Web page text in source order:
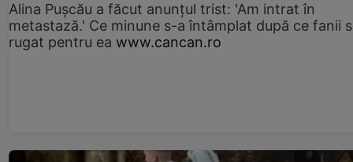
Alina Pușcău a făcut anunțul trist: 'Am intrat în
metastază.' Ce minune s-a întâmplat după ce fanii
rugat pentru ea www.cancan.ro